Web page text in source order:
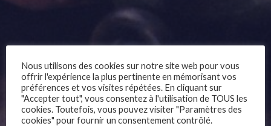
Nous utilisons des cookies sur notre site web pour vous
offrir l'expérience la plus pertinente en mémorisant vos
préférences et vos visites répétées. En cliquant sur
"Accepter tout", vous consentez à l'utilisation de TOUS les
cookies. Toutefois, vous pouvez visiter "Paramètres des
cookies" pour fournir un consentement contrôlé.